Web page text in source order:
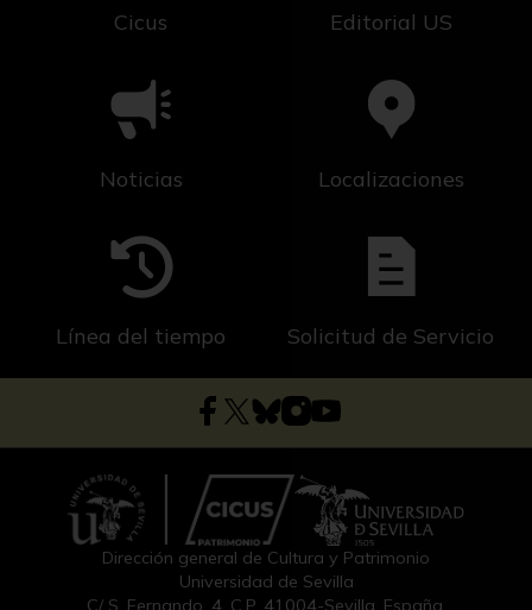
Cicus Editorial US
Noticias Localizaciones
Línea del tiempo Solicitud de Servicio
Dirección general de Cultura y Patrimonio
Universidad de Sevilla
C/ S. Fernando, 4, C.P. 41004-Sevilla, España.